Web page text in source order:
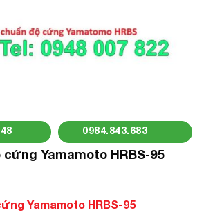
0984.843.683
Yamamoto HRBS-95
Yamamoto HRBS-95